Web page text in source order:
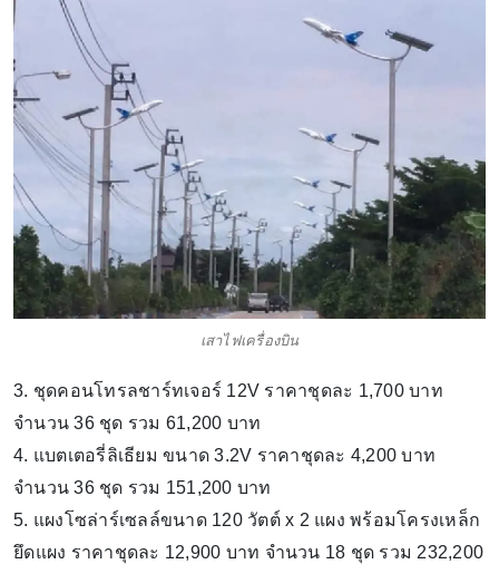
เสาไฟเครื่องบิน
3. ชุดคอนโทรลชาร์ทเจอร์ 12V ราคาชุดละ​ 1,700 บาท​
จำนวน​ 36​ ชุด​ รวม​ 61,200 บาท
4. แบตเตอรี่ลิเธียม ขนาด 3.2V ราคาชุดละ​ 4,200 บาท​
จำนวน​ 36​ ชุด​ รวม​ 151,200 บาท
5. แผงโซล่าร์เซลล์ขนาด 120 วัตต์ x 2 แผง พร้อมโครงเหล็ก
ยึดแผง​ ราคาชุดละ​ 12,900 บาท​ จำนวน​ 18​ ชุด​ รวม​ 232,200